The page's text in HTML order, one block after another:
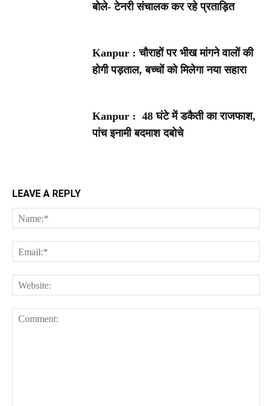
बोले- टेनरी संचालक कर रहे प्रताड़ित
Kanpur : चौराहों पर भीख मांगने वालों की
होगी पड़ताल, बच्चों को मिलेगा नया सहारा
Kanpur : 48 घंटे में डकैती का राजफाश,
पांच इनामी बदमाश दबोचे
LEAVE A REPLY